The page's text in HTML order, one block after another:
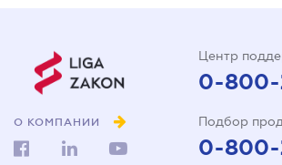
О КОМПАНИИ
Центр
0-800-
Подбор
0-800-